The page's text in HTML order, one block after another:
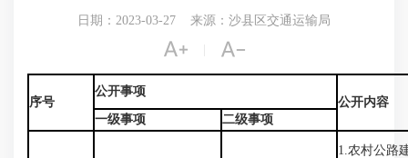
日期：2023-03-27 来源：沙县区交通运输局
 
序号
公开事项
公开内容
一级事项
二级事项
1.农村公路